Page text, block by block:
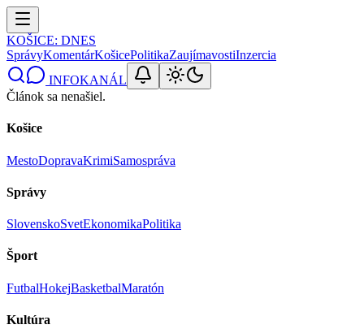
KOŠICE: DNES
SprávyKomentárKošicePolitikaZaujímavostiInzercia
INFOKANÁL
Článok sa nenašiel.
Košice
MestoDopravaKrimiSamospráva
Správy
SlovenskoSvetEkonomikaPolitika
Šport
FutbalHokejBasketbalMaratón
Kultúra